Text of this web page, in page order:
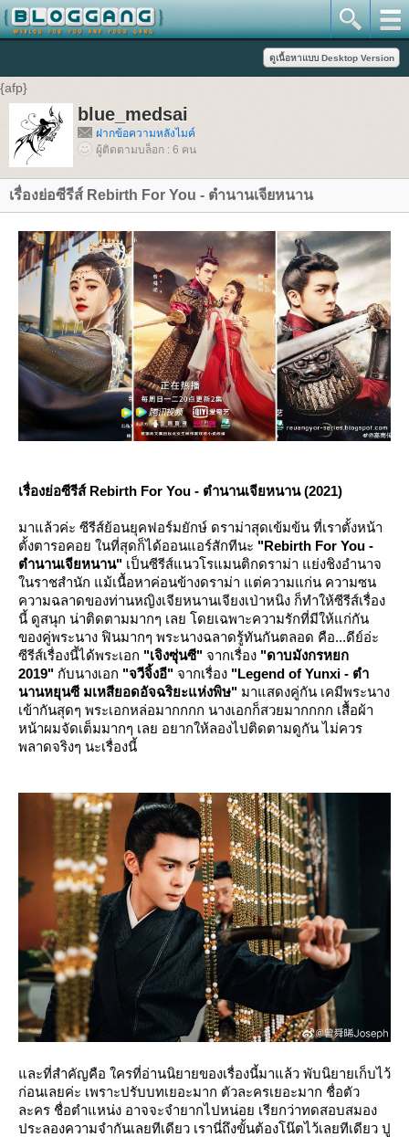
{afp}
blue_medsai
ฝากข้อความหลังไมค์
ผู้ติดตามบล็อก : 6 คน
เรื่องย่อซีรีส์ Rebirth For You - ตำนานเจียหนาน
เรื่องย่อซีรีส์ Rebirth For You - ตำนานเจียหนาน (2021)
มาแล้วค่ะ ซีรีส์ย้อนยุคฟอร์มยักษ์ ดราม่าสุดเข้มข้น ที่เราตั้งหน้า
ตั้งตารอคอย ในที่สุดก็ได้ออนแอร์สักทีนะ "Rebirth For You -
ตำนานเจียหนาน" เป็นซีรีส์แนวโรแมนติกดราม่า แย่งชิงอำนาจ
ในราชสำนัก แม้เนื้อหาค่อนข้างดราม่า แต่ความแก่น ความซน
ความฉลาดของท่านหญิงเจียหนานเจียงเป่าหนิง ก็ทำให้ซีรีส์เรื่อง
นี้ ดูสนุก น่าติดตามมากๆ เลย โดยเฉพาะความรักที่มีให้แก่กัน
ของคู่พระนาง ฟินมากๆ พระนางฉลาดรู้ทันกันตลอด คือ...ดีย์อ่ะ
ซีรีส์เรื่องนี้ได้พระเอก "เจิงซุ่นซี" จากเรื่อง "ดาบมังกรหยก
2019" กับนางเอก "จวีจิ้งอี" จากเรื่อง "Legend of Yunxi - ตำ
นานหยุนซี มเหสียอดอัจฉริยะแห่งพิษ" มาแสดงคู่กัน เคมีพระนาง
เข้ากันสุดๆ พระเอกหล่อมากกกก นางเอกก็สวยมากกกก เสื้อผ้า
หน้าผมจัดเต็มมากๆ เลย อยากให้ลองไปติดตามดูกัน ไม่ควร
พลาดจริงๆ นะเรื่องนี้
และที่สำคัญคือ ใครที่อ่านนิยายของเรื่องนี้มาแล้ว พับนิยายเก็บไว้
ก่อนเลยค่ะ เพราะปรับบทเยอะมาก ตัวละครเยอะมาก ชื่อตัว
ละคร ชื่อตำแหน่ง อาจจะจำยากไปหน่อย เรียกว่าทดสอบสมอง
ประลองความจำกันเลยทีเดียว เรานี่ถึงขั้นต้องโน๊ตไว้เลยทีเดียว ปู